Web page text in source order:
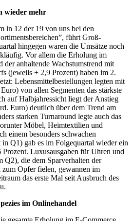
wieder mehr
in 12 der 19 von uns bei den
führt Groß-
hingegen waren die Umsätze noch
Vor allem die Erholung im
anhaltende Wachstumstrend mit
(jeweils + 2,9 Prozent) haben im 2.
Lebensmittelbestellungen legten mit
von allen Segmenten das stärkste
auf Halbjahressicht liegt der Anstieg
Euro) deutlich über dem Trend am
starken Turnaround legte auch das
Möbel, Heimtextilien und
einem besonders schwachen
in Q1) gab es im Folgequartal wieder ein
Luxusausgaben für Uhren und
Q2), die dem Sparverhalten der
zum Opfer fielen, gewannen im
das erste Mal seit Ausbruch des
im Onlinehandel